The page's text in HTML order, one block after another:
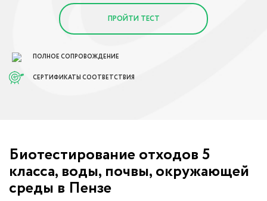
ПРОЙТИ ТЕСТ
ПОЛНОЕ СОПРОВОЖДЕНИЕ
СЕРТИФИКАТЫ СООТВЕТСТВИЯ
Биотестирование отходов 5
класса, воды, почвы, окружающей
среды в Пензе